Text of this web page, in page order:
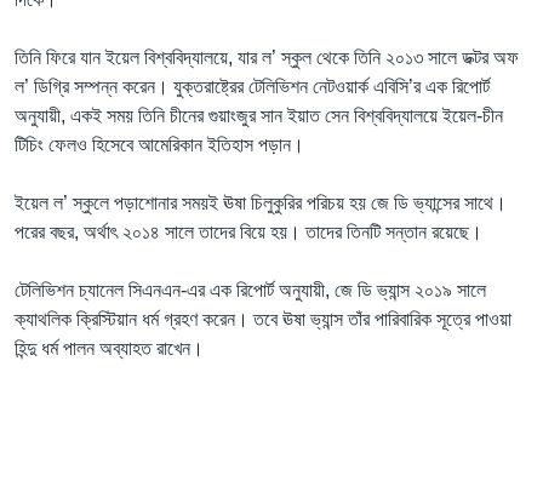
তিনি ফিরে যান ইয়েল বিশ্ববিদ্যালয়ে, যার ল’ স্কুল থেকে তিনি ২০১৩ সালে ডক্টর অফ
ল’ ডিগ্রি সম্পন্ন করেন। যুক্তরাষ্ট্রের টেলিভিশন নেটওয়ার্ক এবিসি’র এক রিপোর্ট
অনুযায়ী, একই সময় তিনি চীনের গুয়াংজুর সান ইয়াত সেন বিশ্ববিদ্যালয়ে ইয়েল-চীন
টিচিং ফেলও হিসেবে আমেরিকান ইতিহাস পড়ান।
ইয়েল ল’ স্কুলে পড়াশোনার সময়ই ঊষা চিলুকুরির পরিচয় হয় জে ডি ভ্যান্সের সাথে।
পরের বছর, অর্থাৎ ২০১৪ সালে তাদের বিয়ে হয়। তাদের তিনটি সন্তান রয়েছে।
টেলিভিশন চ্যানেল সিএনএন-এর এক রিপোর্ট অনুযায়ী, জে ডি ভ্যান্স ২০১৯ সালে
ক্যাথলিক ক্রিস্টিয়ান ধর্ম গ্রহণ করেন। তবে ঊষা ভ্যান্স তাঁর পারিবারিক সূত্রে পাওয়া
হিন্দু ধর্ম পালন অব্যাহত রাখেন।